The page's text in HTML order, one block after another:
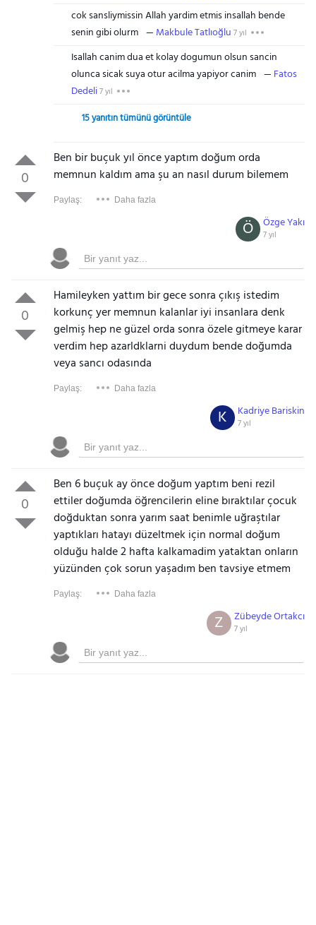
cok sansliymissin Allah yardim etmis insallah bende
senin gibi olurm
Makbule Tatlıoğlu 7 yıl
Isallah canim dua et kolay dogumun olsun sancin
olunca sicak suya otur acilma yapiyor canim
Fatos
Dedeli7 yıl
15 yanıtın tümünü görüntüle
0
Ben bir buçuk yıl önce yaptım doğum orda
memnun kaldım ama şu an nasıl durum bilemem
Paylaş: Daha fazla
Özge Yakı
7 yıl
Ö
0
Hamileyken yattım bir gece sonra çıkış istedim
korkunç yer memnun kalanlar iyi insanlara denk
gelmiş hep ne güzel orda sonra özele gitmeye karar
verdim hep azarldklarni duydum bende doğumda
veya sancı odasında
Paylaş: Daha fazla
Kadriye Bariskin
7 yıl
K
0
Ben 6 buçuk ay önce doğum yaptım beni rezil
ettiler doğumda öğrencilerin eline bıraktılar çocuk
doğduktan sonra yarım saat benimle uğraştılar
yaptıkları hatayı düzeltmek için normal doğum
olduğu halde 2 hafta kalkamadim yataktan onların
yüzünden çok sorun yaşadım ben tavsiye etmem
Paylaş: Daha fazla
Zübeyde Ortakcı
7 yıl
Z